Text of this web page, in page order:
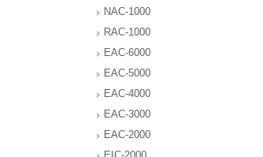
NAC-1000
RAC-1000
EAC-6000
EAC-5000
EAC-4000
EAC-3000
EAC-2000